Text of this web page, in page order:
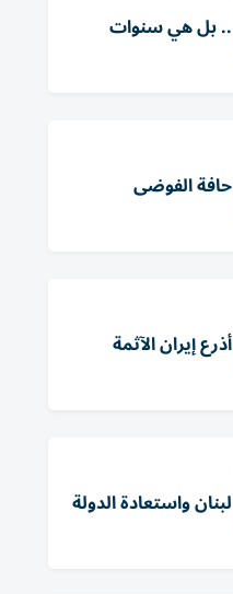
.. بل هي سنوات
حافة الفوضى
أذرع إيران الآثمة
لبنان واستعادة الدولة